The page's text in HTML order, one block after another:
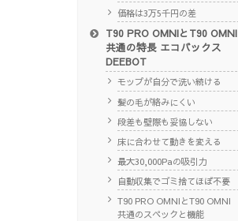
価格は3万5千円の差
T90 PRO OMNIとT90 OMNI
共通の特長 エコバックス
DEEBOT
モップが自分で洗い続ける
髪の毛が絡みにくい
段差も壁際も妥協しない
床に合わせて動きを変える
最大30,000Paの吸引力
自動収集でゴミ捨てほぼ不要
T90 PRO OMNIとT90 OMNI
共通のスペックと機能